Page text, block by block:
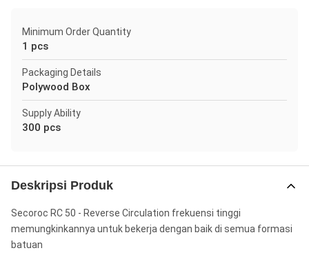
Minimum Order Quantity
1 pcs
Packaging Details
Polywood Box
Supply Ability
300 pcs
Deskripsi Produk
Secoroc RC 50 - Reverse Circulation frekuensi tinggi
memungkinkannya untuk bekerja dengan baik di semua formasi
batuan